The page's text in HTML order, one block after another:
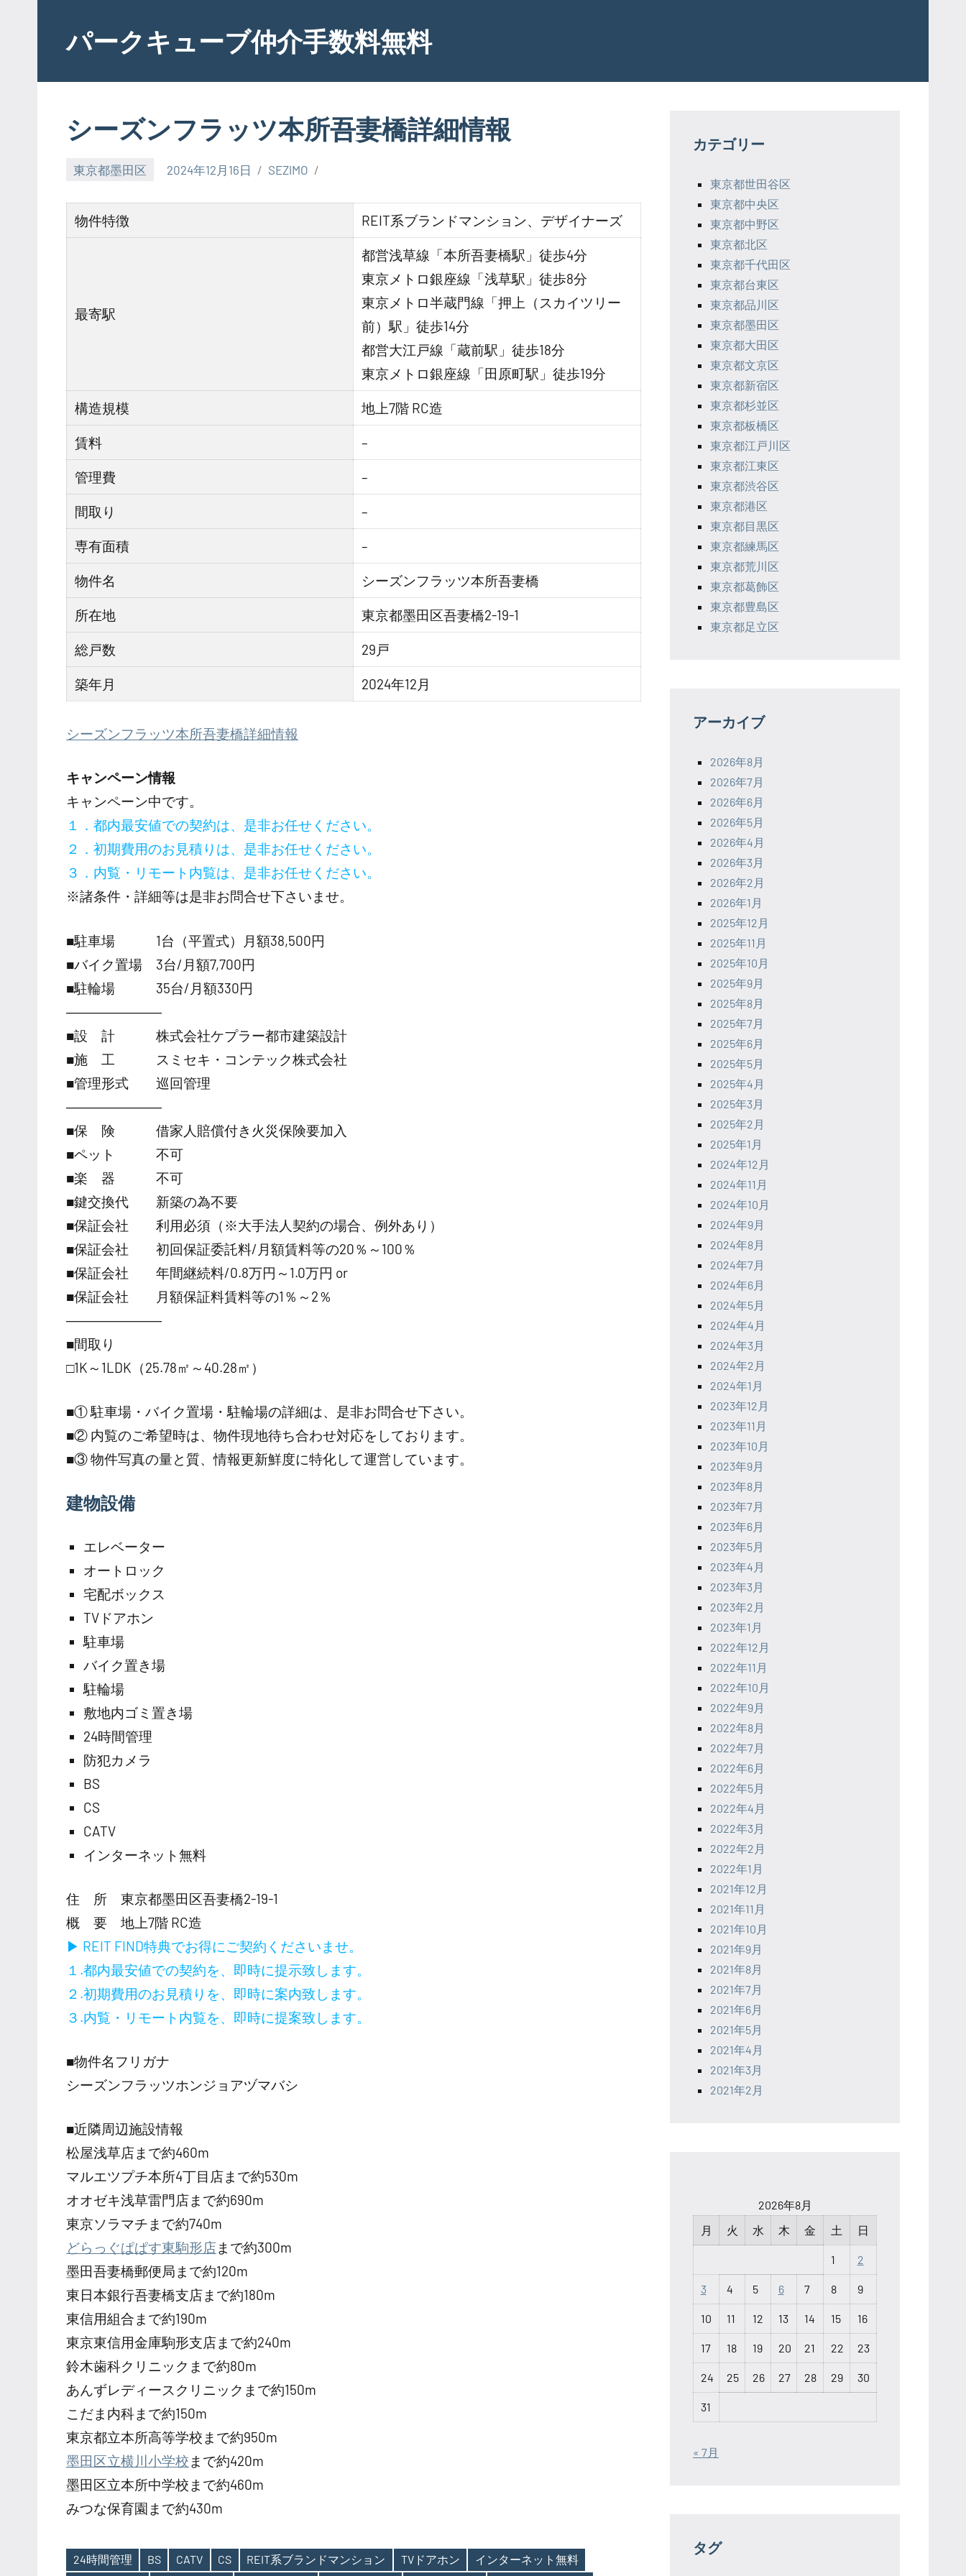
contentパークキューブ仲介手数料無料
シーズンフラッツ本所吾妻橋詳細情報
東京都墨田区 2024年12月16日 SEZIMO
物件特徴 REIT系ブランドマンション、デザイナーズ
最寄駅
都営浅草線「本所吾妻橋駅」徒歩4分
東京メトロ銀座線「浅草駅」徒歩8分
東京メトロ半蔵門線「押上（スカイツリー
前）駅」徒歩14分
都営大江戸線「蔵前駅」徒歩18分
東京メトロ銀座線「田原町駅」徒歩19分
構造規模 地上7階 RC造
賃料 –
管理費 –
間取り –
専有面積 –
物件名 シーズンフラッツ本所吾妻橋
所在地 東京都墨田区吾妻橋2-19-1
総戸数 29戸
築年月 2024年12月
シーズンフラッツ本所吾妻橋詳細情報
キャンペーン情報
キャンペーン中です。
１．都内最安値での契約は、是非お任せください。
２．初期費用のお見積りは、是非お任せください。
３．内覧・リモート内覧は、是非お任せください。
※諸条件・詳細等は是非お問合せ下さいませ。
■駐車場 1台（平置式）月額38,500円
■バイク置場 3台/月額7,700円
■駐輪場 35台/月額330円
―――――――
■設 計 株式会社ケプラー都市建築設計
■施 工 スミセキ・コンテック株式会社
■管理形式 巡回管理
―――――――
■保 険 借家人賠償付き火災保険要加入
■ペット 不可
■楽 器 不可
■鍵交換代 新築の為不要
■保証会社 利用必須（※大手法人契約の場合、例外あり）
■保証会社 初回保証委託料/月額賃料等の20％～100％
■保証会社 年間継続料/0.8万円～1.0万円 or
■保証会社 月額保証料賃料等の1％～2％
―――――――
■間取り
□1K～1LDK（25.78㎡～40.28㎡）
■① 駐車場・バイク置場・駐輪場の詳細は、是非お問合せ下さい。
■② 内覧のご希望時は、物件現地待ち合わせ対応をしております。
■③ 物件写真の量と質、情報更新鮮度に特化して運営しています。
建物設備
エレベーター
オートロック
宅配ボックス
TVドアホン
駐車場
バイク置き場
駐輪場
敷地内ゴミ置き場
24時間管理
防犯カメラ
BS
CS
CATV
インターネット無料
住 所 東京都墨田区吾妻橋2-19-1
概 要 地上7階 RC造
▶ REIT FIND特典でお得にご契約くださいませ。
１.都内最安値での契約を、即時に提示致します。
２.初期費用のお見積りを、即時に案内致します。
３.内覧・リモート内覧を、即時に提案致します。
■物件名フリガナ
シーズンフラッツホンジョアヅマバシ
■近隣周辺施設情報
松屋浅草店まで約460m
マルエツプチ本所4丁目店まで約530m
オオゼキ浅草雷門店まで約690m
東京ソラマチまで約740m
どらっぐぱぱす東駒形店まで約300m
墨田吾妻橋郵便局まで約120m
東日本銀行吾妻橋支店まで約180m
東信用組合まで約190m
東京東信用金庫駒形支店まで約240m
鈴木歯科クリニックまで約80m
あんずレディースクリニックまで約150m
こだま内科まで約150m
東京都立本所高等学校まで約950m
墨田区立横川小学校 まで約420m
墨田区立本所中学校まで約460m
みつな保育園まで約430m
24時間管理 BS CATV CS REIT系ブランドマンション TVドアホン インターネット無料
カテゴリー
東京都世田谷区
東京都中央区
東京都中野区
東京都北区
東京都千代田区
東京都台東区
東京都品川区
東京都墨田区
東京都大田区
東京都文京区
東京都新宿区
東京都杉並区
東京都板橋区
東京都江戸川区
東京都江東区
東京都渋谷区
東京都港区
東京都目黒区
東京都練馬区
東京都荒川区
東京都葛飾区
東京都豊島区
東京都足立区
アーカイブ
2026年8月
2026年7月
2026年6月
2026年5月
2026年4月
2026年3月
2026年2月
2026年1月
2025年12月
2025年11月
2025年10月
2025年9月
2025年8月
2025年7月
2025年6月
2025年5月
2025年4月
2025年3月
2025年2月
2025年1月
2024年12月
2024年11月
2024年10月
2024年9月
2024年8月
2024年7月
2024年6月
2024年5月
2024年4月
2024年3月
2024年2月
2024年1月
2023年12月
2023年11月
2023年10月
2023年9月
2023年8月
2023年7月
2023年6月
2023年5月
2023年4月
2023年3月
2023年2月
2023年1月
2022年12月
2022年11月
2022年10月
2022年9月
2022年8月
2022年7月
2022年6月
2022年5月
2022年4月
2022年3月
2022年2月
2022年1月
2021年12月
2021年11月
2021年10月
2021年9月
2021年8月
2021年7月
2021年6月
2021年5月
2021年4月
2021年3月
2021年2月
2026年8月
月
火 水 木 金 土 日
1 2
3 4 5 6 7 8 9
10 11 12 13 14 15 16
17 18 19 20 21 22 23
24 25 26 27 28 29 30
31
« 7月
タグ